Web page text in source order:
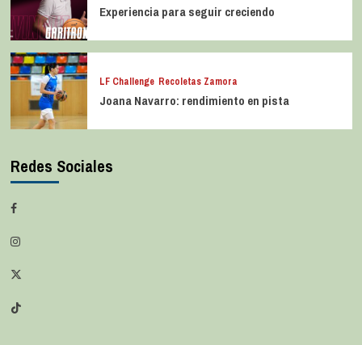
Experiencia para seguir creciendo
LF Challenge Recoletas Zamora
Joana Navarro: rendimiento en pista
Redes Sociales